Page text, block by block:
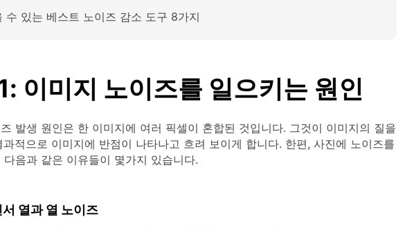
수 있는 베스트 노이즈 감소 도구 8가지
이미지 노이즈를 일으키는 원인
발생 원인은 한 이미지에 여러 픽셀이 혼합된 것입니다. 그것이 이미지의 질을
과적으로 이미지에 반점이 나타나고 흐려 보이게 합니다. 한편, 사진에 노이즈를
다음과 같은 이유들이 몇가지 있습니다.
서 열과 열 노이즈